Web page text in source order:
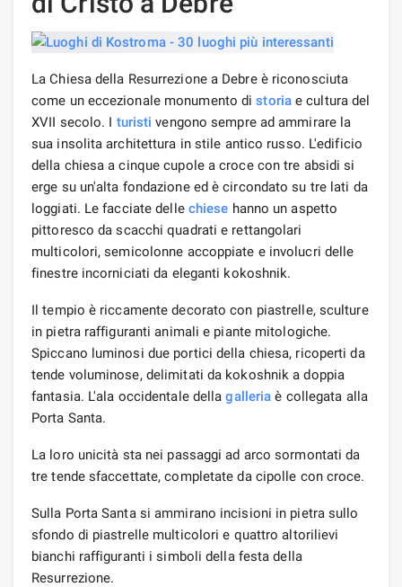
La Chiesa della Resurrezione a Debre è riconosciuta
come un eccezionale monumento distoriae cultura del
XVII secolo. I turisti vengono sempre ad ammirare la
sua insolita architettura in stile antico russo. L'edificio
della chiesa a cinque cupole a croce con tre absidi si
erge su un'alta fondazione ed è circondato su tre lati da
loggiati. Le facciate delle chiese hanno un aspetto
pittoresco da scacchi quadrati e rettangolari
multicolori, semicolonne accoppiate e involucri delle
finestre incorniciati da eleganti kokoshnik.
Il tempio è riccamente decorato con piastrelle, sculture
in pietra raffiguranti animali e piante mitologiche.
Spiccano luminosi due portici della chiesa, ricoperti da
tende voluminose, delimitati da kokoshnik a doppia
fantasia. L'ala occidentale dellagalleria è collegata alla
Porta Santa.
La loro unicità sta nei passaggi ad arco sormontati da
tre tende sfaccettate, completate da cipolle con croce.
Sulla Porta Santa si ammirano incisioni in pietra sullo
sfondo di piastrelle multicolori e quattro altorilievi
bianchi raffiguranti i simboli della festa della
Resurrezione.